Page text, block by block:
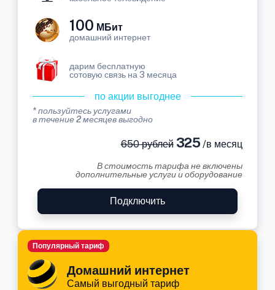
100 МБит
домашний интернет
дарим бесплатную
сотовую связь на 3 месяца
по акции выгоднее
* пользуйтесь услугами
в течение 2 месяцев выгодно
650 рублей325 /в месяц
В стоимость тарифа не включены
дополнительные услуги и оборудование
Подключить
Домашний интернет
Самый выгодный тариф
Популярный тариф